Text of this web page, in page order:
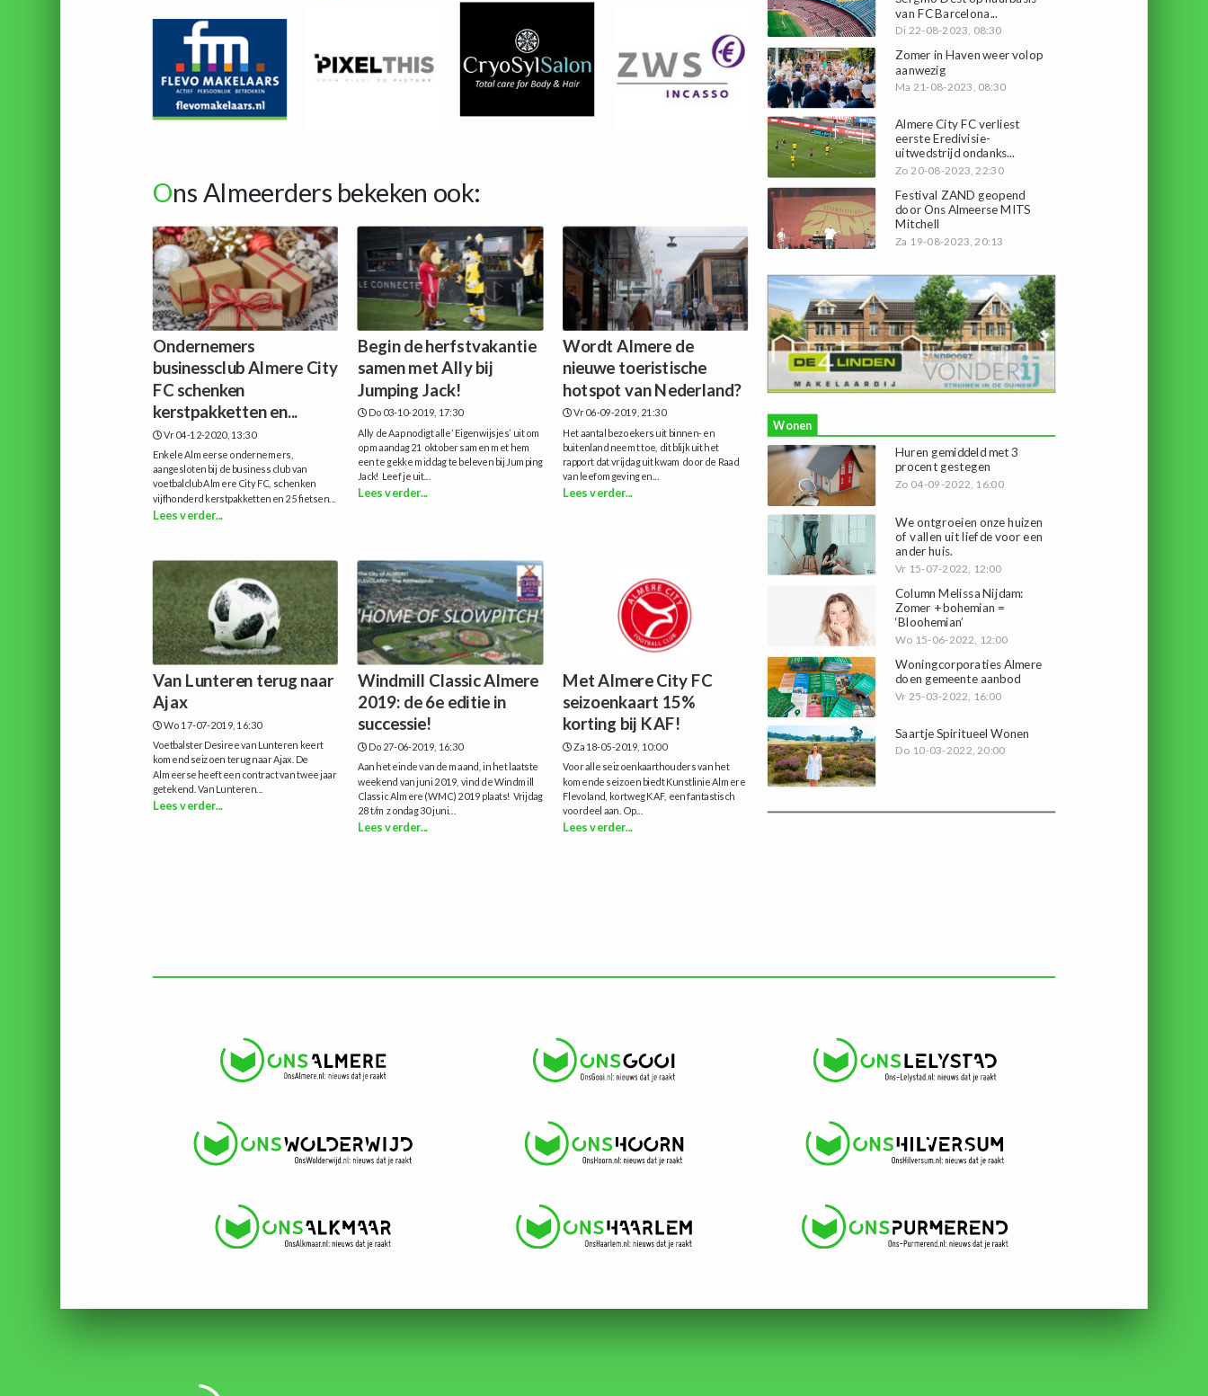
Ons Almeerders bekeken ook:
Ondernemers
businessclub Almere City
FC schenken
kerstpakketten en...
Vr 04-12-2020, 13:30
Enkele Almeerse ondernemers,
aangesloten bij de business club van
voetbalclub Almere City FC, schenken
vijfhonderd kerstpakketten en 25 fietsen...
Lees verder...
Begin de herfstvakantie
samen met Ally bij
Jumping Jack!
Do 03-10-2019, 17:30
Ally de Aap nodigt alle ‘Eigenwijsjes’ uit om
op maandag 21 oktober samen met hem
een te gekke middag te beleven bij Jumping
Jack! Leef je uit...
Lees verder...
Wordt Almere de
nieuwe toeristische
hotspot van Nederland?
Vr 06-09-2019, 21:30
Het aantal bezoekers uit binnen- en
buitenland neemt toe, dit blijk uit het
rapport dat vrijdag uit kwam door de Raad
van leefomgeving en...
Lees verder...
Van Lunteren terug naar
Ajax
Wo 17-07-2019, 16:30
Voetbalster Desiree van Lunteren keert
komend seizoen terug naar Ajax. De
Almeerse heeft een contract van twee jaar
getekend. Van Lunteren...
Lees verder...
Windmill Classic Almere
2019: de 6e editie in
successie!
Do 27-06-2019, 16:30
Aan het einde van de maand, in het laatste
weekend van juni 2019, vind de Windmill
Classic Almere (WMC) 2019 plaats! Vrijdag
28 t/m zondag 30 juni...
Lees verder...
Met Almere City FC
seizoenkaart 15%
korting bij KAF!
Za 18-05-2019, 10:00
Voor alle seizoenkaarthouders van het
komende seizoen biedt Kunstlinie Almere
Flevoland, kortweg KAF, een fantastisch
voordeel aan. Op...
Lees verder...
van FC Barcelona...
Di 22-08-2023, 08:30
Zomer in Haven weer volop
aanwezig
Ma 21-08-2023, 08:30
Almere City FC verliest
eerste Eredivisie-
uitwedstrijd ondanks...
Zo 20-08-2023, 22:30
Festival ZAND geopend
door Ons Almeerse MITS
Mitchell
Za 19-08-2023, 20:13
Wonen
Huren gemiddeld met 3
procent gestegen
Zo 04-09-2022, 16:00
We ontgroeien onze huizen
of vallen uit liefde voor een
ander huis.
Vr 15-07-2022, 12:00
Column Melissa Nijdam:
Zomer + bohemian =
‘Bloohemian’
Wo 15-06-2022, 12:00
Woningcorporaties Almere
doen gemeente aanbod
Vr 25-03-2022, 16:00
Saartje Spiritueel Wonen
Do 10-03-2022, 20:00